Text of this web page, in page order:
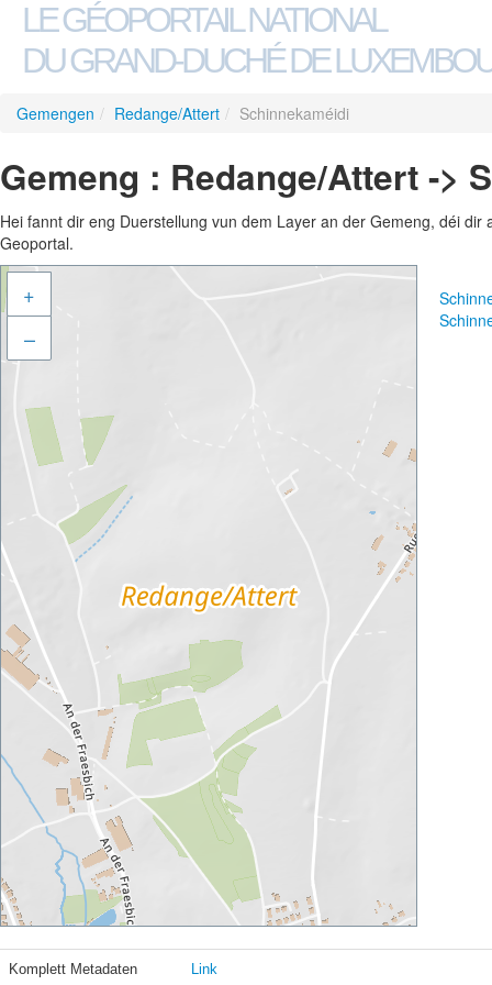
LE GÉOPORTAIL NATIONAL
DU GRAND-DUCHÉ DE
Gemengen / Redange/Attert / Schinnekaméidi
Gemeng : Redange/Attert ->
Hei fannt dir eng Duerstellung vun dem Layer an der Gemeng, déi
Geoportal.
+
–
Komplett Metadaten Link